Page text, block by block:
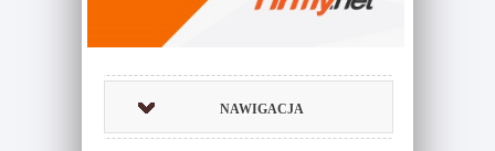
NAWIGACJA